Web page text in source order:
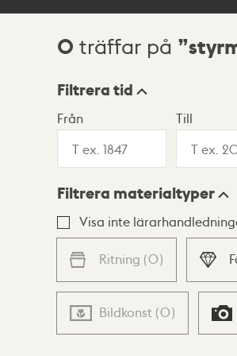
Sökresultat
0 träffar på
Visningsläge
Lista Karta
Filtrera tid
Från Till
Filtrera materialtyper
Visa inte
Ritning (0)
Bildkonst (0)